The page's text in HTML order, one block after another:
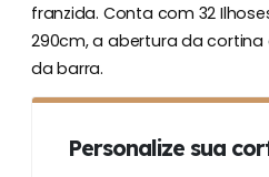
franzida. Conta com 32
290cm, a abertura da
da barra.
Personalize sua